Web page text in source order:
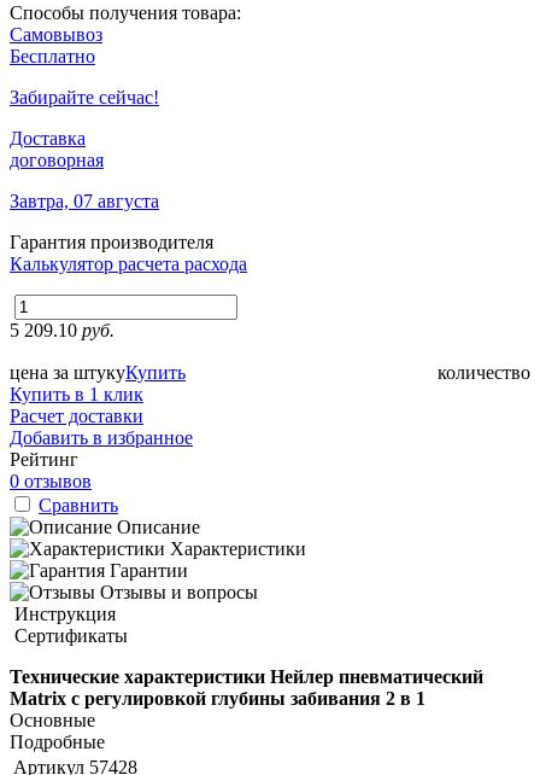
Способы получения товара:
Самовывоз
Бесплатно
Забирайте сейчас!
Доставка
договорная
Завтра, 07 августа
Гарантия производителя
Калькулятор расчета расхода
5 209.10 руб.
цена за штуку количество
Купить
Купить в 1 клик
Расчет доставки
Добавить в избранное
Рейтинг
0 отзывов
Сравнить
Описание
Характеристики
Гарантии
Отзывы и вопросы
Инструкция
Сертификаты
Технические характеристики Нейлер пневматический
Matrix с регулировкой глубины забивания 2 в 1
Основные
Подробные
Артикул 57428